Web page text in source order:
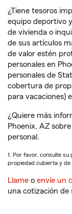
¿Tiene tesoros
equipo deportivo
de vivienda o
de sus artículos
de valor estén
personales en
personales de
cobertura de
para vacaciones)
¿Quiere más
Phoenix, AZ
personal.
1. Por favor, consulte
propiedad cubierta y de
Llame o envíe un
una cotización de